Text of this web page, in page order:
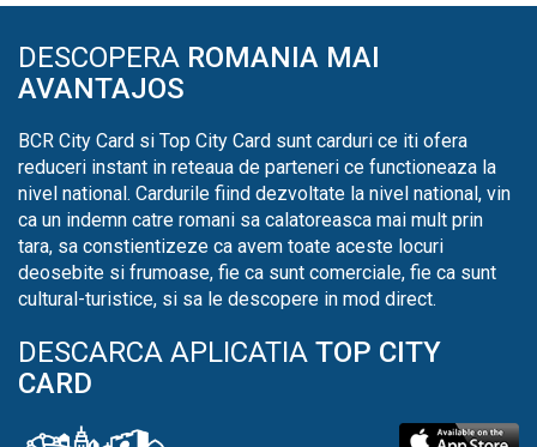
DESCOPERA ROMANIA MAI
AVANTAJOS
BCR City Card si Top City Card sunt carduri ce iti ofera
reduceri instant in reteaua de parteneri ce functioneaza la
nivel national. Cardurile fiind dezvoltate la nivel national, vin
ca un indemn catre romani sa calatoreasca mai mult prin
tara, sa constientizeze ca avem toate aceste locuri
deosebite si frumoase, fie ca sunt comerciale, fie ca sunt
cultural-turistice, si sa le descopere in mod direct.
DESCARCA APLICATIA TOP CITY
CARD